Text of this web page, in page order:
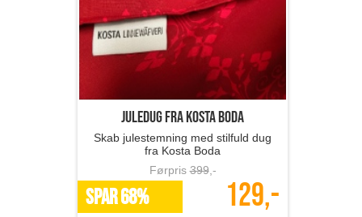
Juledug fra Kosta Boda
Skab julestemning med stilfuld dug
fra Kosta Boda
Førpris399,-
SPAR 68% 129,-